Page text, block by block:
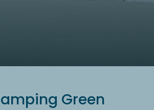
Green